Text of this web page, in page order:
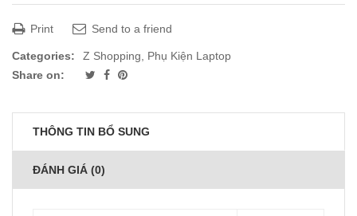
Print Send to a friend
Categories: Z Shopping, Phụ Kiện Laptop
Share on:
THÔNG TIN BỔ SUNG
ĐÁNH GIÁ (0)